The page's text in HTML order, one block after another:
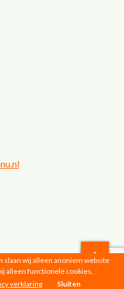
|Privacyverklaring
slaan wij alleen anoniem website
alleen functionele cookies,
verklaring Sluiten